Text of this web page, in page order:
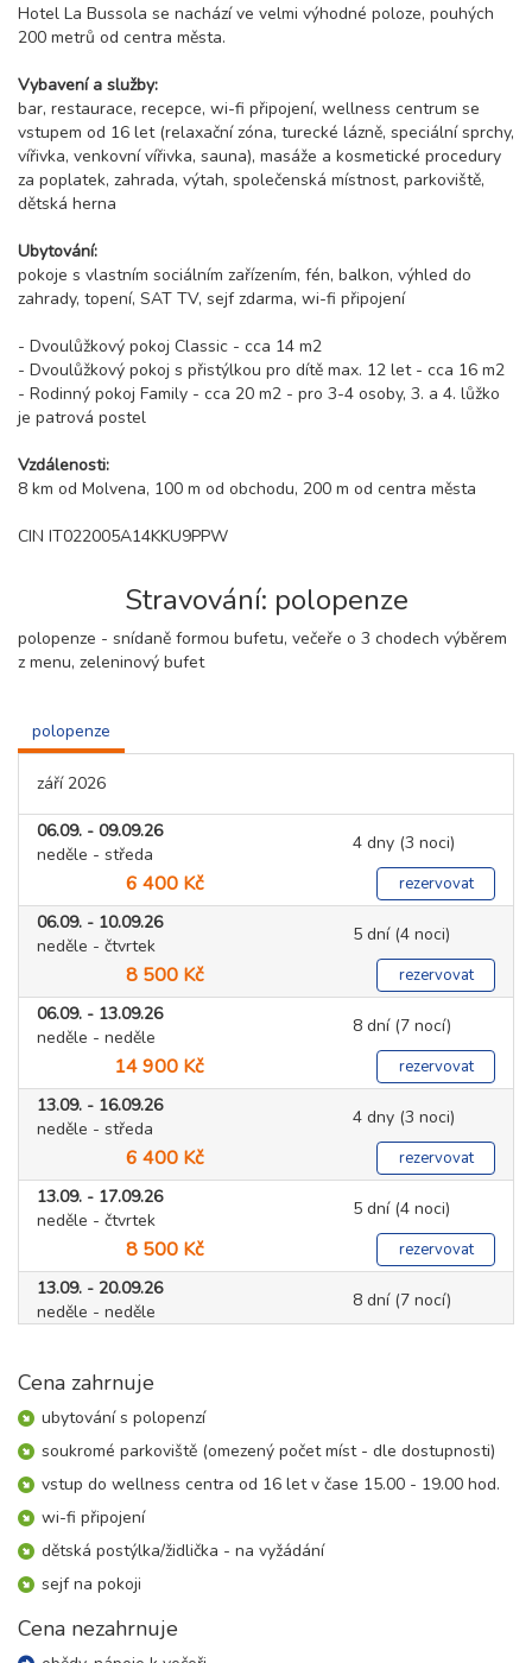
Hotel La Bussola se nachází ve velmi výhodné poloze, pouhých
200 metrů od centra města.
Vybavení a služby:
bar, restaurace, recepce, wi-fi připojení, wellness centrum se
vstupem od 16 let (relaxační zóna, turecké lázně, speciální sprchy,
vířivka, venkovní vířivka, sauna), masáže a kosmetické procedury
za poplatek, zahrada, výtah, společenská místnost, parkoviště,
dětská herna
Ubytování:
pokoje s vlastním sociálním zařízením, fén, balkon, výhled do
zahrady, topení, SAT TV, sejf zdarma, wi-fi připojení
- Dvoulůžkový pokoj Classic - cca 14 m2
- Dvoulůžkový pokoj s přistýlkou pro dítě ​​max. 12 let - cca 16 m2
- Rodinný pokoj Family - cca 20 m2 - pro 3-4 osoby, 3. a 4. lůžko
je patrová postel
Vzdálenosti:
8 km od Molvena, 100 m od obchodu, 200 m od centra města
CIN IT022005A14KKU9PPW
Stravování: polopenze
polopenze - snídaně formou bufetu, večeře o 3 chodech výběrem
z menu, zeleninový bufet
polopenze
září 2026
06.09. - 09.09.26
neděle - středa
4 dny (3 noci)
6 400 Kč rezervovat
06.09. - 10.09.26
neděle - čtvrtek
5 dní (4 noci)
8 500 Kč rezervovat
06.09. - 13.09.26
neděle - neděle
8 dní (7 nocí)
14 900 Kč rezervovat
13.09. - 16.09.26
neděle - středa
4 dny (3 noci)
6 400 Kč rezervovat
13.09. - 17.09.26
neděle - čtvrtek
5 dní (4 noci)
8 500 Kč rezervovat
13.09. - 20.09.26
neděle - neděle
8 dní (7 nocí)
20.09. - 23.09.26
5 800 Kč
neděle - čtvrtek
5 dní (4 noci)
7 700 Kč
20.09. - 27.09.26
neděle - neděle
13 400 Kč
Cena zahrnuje
ubytování s polopenzí
soukromé parkoviště (omezený počet míst - dle dostupnosti)
vstup do wellness centra od 16 let v čase 15.00 - 19.00 hod.
wi-fi připojení
dětská postýlka/židlička - na vyžádání
sejf na pokoji
Cena nezahrnuje